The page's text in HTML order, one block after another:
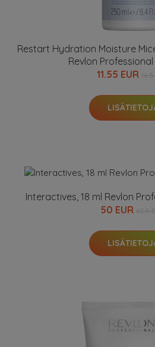
Restart Hydration Moisture
Revlon
11.55 EUR
Interactives, 18 ml Revlon
50 EUR